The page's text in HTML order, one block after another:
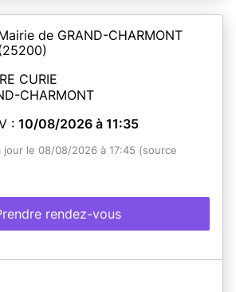
de GRAND-CHARMONT
CURIE
CHARMONT
: 10/08/2026 à 11:35
jour le 08/08/2026 à 17:45 (source
rendez-vous